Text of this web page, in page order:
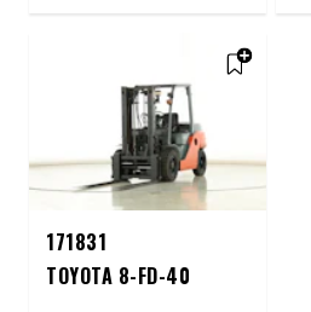
171831
TOYOTA 8-FD-40